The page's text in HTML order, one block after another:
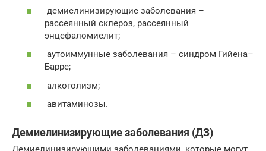
демиелинизирующие заболевания –
рассеянный склероз, рассеянный
энцефаломиелит;
аутоиммунные заболевания – синдром Гийена–
Барре;
алкоголизм;
авитаминозы.
Демиелинизирующие заболевания (ДЗ)